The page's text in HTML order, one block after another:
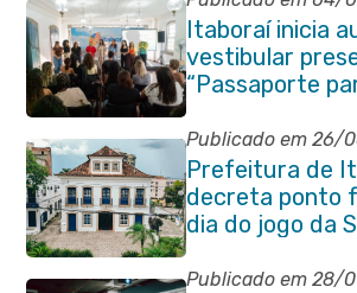
Itaboraí inicia
vestibular
“Passaporte
Publicado em 26/
Prefeitura de
decreta ponto
dia do jogo da
Brasileira
Publicado em 28/